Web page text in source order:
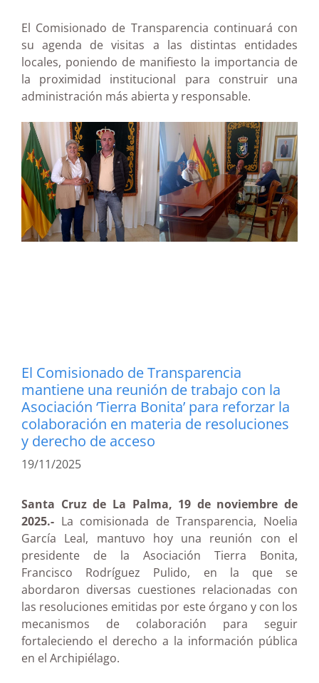
El Comisionado de Transparencia continuará con
su agenda de visitas a las distintas entidades
locales, poniendo de manifiesto la importancia de
la proximidad institucional para construir una
administración más abierta y responsable.
El Comisionado de Transparencia
mantiene una reunión de trabajo con la
Asociación ‘Tierra Bonita’ para reforzar la
colaboración en materia de resoluciones
y derecho de acceso
19/11/2025
Santa Cruz de La Palma, 19 de noviembre de
2025.- La comisionada de Transparencia, Noelia
García Leal, mantuvo hoy una reunión con el
presidente de la Asociación Tierra Bonita,
Francisco Rodríguez Pulido, en la que se
abordaron diversas cuestiones relacionadas con
las resoluciones emitidas por este órgano y con los
mecanismos de colaboración para seguir
fortaleciendo el derecho a la información pública
en el Archipiélago.